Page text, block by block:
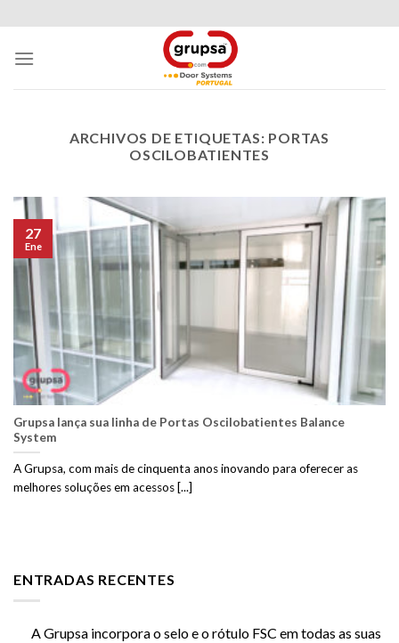
to
content
ARCHIVOS DE ETIQUETAS: PORTAS
OSCILOBATIENTES
ENTRADAS RECENTES
A Grupsa incorpora o selo e o rótulo FSC em todas as suas
Grupsa lança sua linha de Portas Oscilobatientes Balance
System
A Grupsa, com mais de cinquenta anos inovando para oferecer as
melhores soluções em acessos [...]
27
Ene